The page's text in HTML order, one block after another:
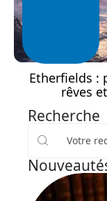
Etherfields :
rêves
Recherche